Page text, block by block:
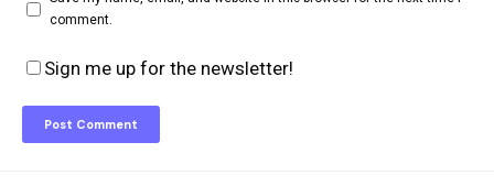
comment.
Sign me up for the newsletter!